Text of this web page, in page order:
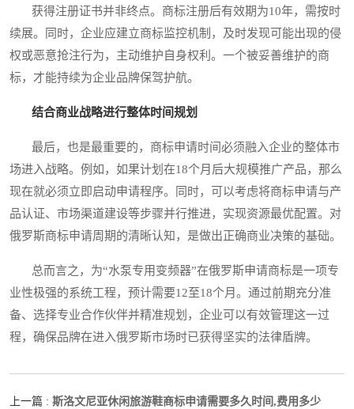
获得注册证书并非终点。商标注册后有效期为10年，需按时
续展。同时，企业应建立商标监控机制，及时发现可能出现的侵
权或恶意抢注行为，主动维护自身权利。一个被妥善维护的商
标，才能持续为企业品牌保驾护航。
结合商业战略进行整体时间规划
最后，也是最重要的，商标申请时间必须融入企业的整体市
场进入战略。例如，如果计划在18个月后大规模推广产品，那么
现在就必须立即启动申请程序。同时，可以考虑将商标申请与产
品认证、市场渠道建设等步骤并行推进，实现资源最优配置。对
俄罗斯商标申请周期的清晰认知，是做出正确商业决策的基础。
总而言之，为“水泵专用变频器”在俄罗斯申请商标是一项专
业性极强的系统工程，预计需要12至18个月。通过前期充分准
备、选择专业合作伙伴并精准规划，企业可以有效管理这一过
程，确保品牌在进入俄罗斯市场时已获得坚实的法律盾牌。
上一篇 : 斯洛文尼亚休闲旅游鞋商标申请需要多久时间,费用多少